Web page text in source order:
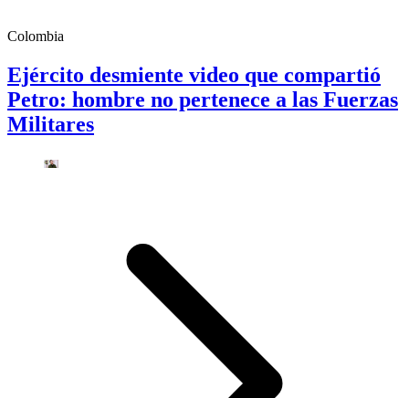
Colombia
Ejército desmiente video que compartió
Petro: hombre no pertenece a las Fuerzas
Militares